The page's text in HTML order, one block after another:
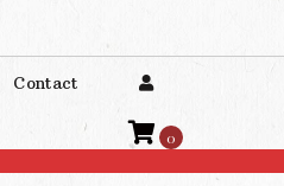
Contact
0